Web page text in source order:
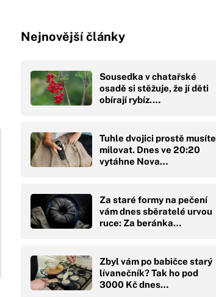
Nejnovější články
Sousedka v chatařské
osadě si stěžuje, že jí děti
obírají rybíz.…
Tuhle dvojici prostě musíte
milovat. Dnes ve 20:20
vytáhne Nova…
Za staré formy na pečení
vám dnes sběratelé urvou
ruce: Za beránka…
Zbyl vám po babičce starý
lívanečník? Tak ho pod
3000 Kč dnes…